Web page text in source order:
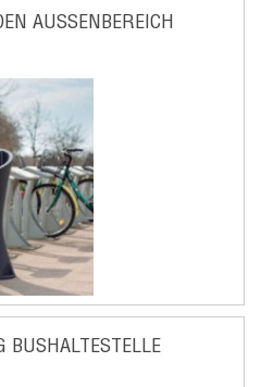
AUSSENBEREICH
BUSHALTESTELLE